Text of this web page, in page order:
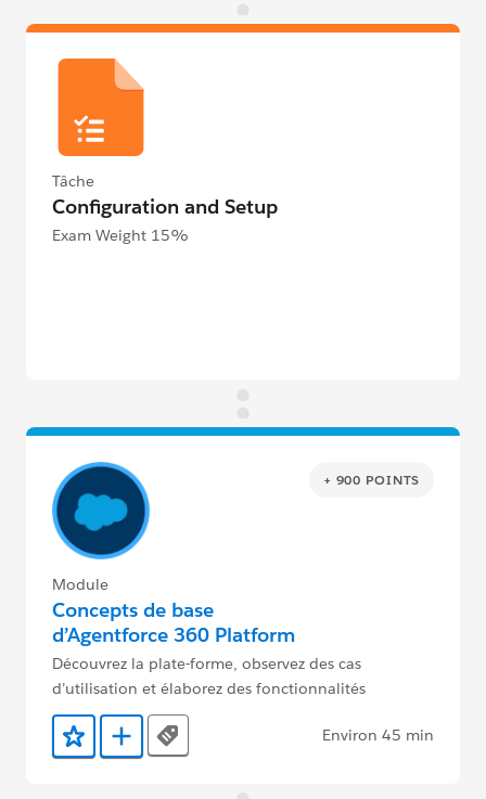
Tâche
Configuration and Setup
Exam Weight 15%
+ 900 POINTS
Module
Concepts de base
d’Agentforce 360 Platform
Découvrez la plate-forme, observez des cas
d’utilisation et élaborez des fonctionnalités
personnalisées.
Ajouter aux favoris
Ajouter au Trailmix
Tags Environ 45 min